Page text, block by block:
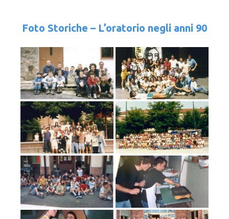
Foto Storiche – L’oratorio negli anni 90